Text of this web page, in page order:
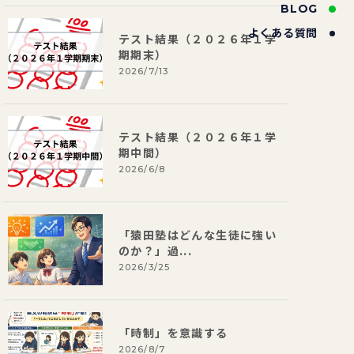
BLOG
よくある質問
テスト結果（２０２６年１学
期期末）
2026/7/13
テスト結果（２０２６年１学
期中間）
2026/6/8
「猿田塾はどんな生徒に強い
のか？」過...
2026/3/25
「時制」を意識する
2026/8/7